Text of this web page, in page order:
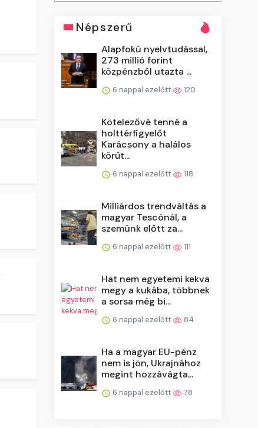
Népszerű
Alapfokú nyelvtudással,
273 millió forint
közpénzből utazta ...
6 nappal ezelőtt 120
Kötelezővé tenné a
holttérfigyelőt
Karácsony a halálos
körűt...
6 nappal ezelőtt 118
Milliárdos trendváltás a
magyar Tescónál, a
szemünk előtt za...
6 nappal ezelőtt 111
Hat nem egyetemi kekva
megy a kukába, többnek
a sorsa még bi...
6 nappal ezelőtt 84
Ha a magyar EU-pénz
nem is jön, Ukrajnához
megint hozzávágta...
6 nappal ezelőtt 78